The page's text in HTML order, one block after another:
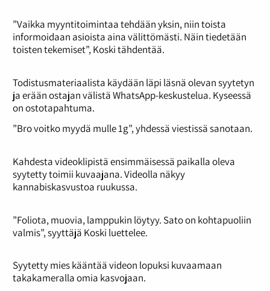
”Vaikka myyntitoimintaa tehdään yksin, niin toista
informoidaan asioista aina välittömästi. Näin tiedetään
toisten tekemiset”, Koski tähdentää.
Todistusmateriaalista käydään läpi läsnä olevan syytetyn
ja erään ostajan välistä WhatsApp-keskustelua. Kyseessä
on ostotapahtuma.
”Bro voitko myydä mulle 1g”, yhdessä viestissä sanotaan.
Kahdesta videoklipistä ensimmäisessä paikalla oleva
syytetty toimii kuvaajana. Videolla näkyy
kannabiskasvustoa ruukussa.
”Foliota, muovia, lamppukin löytyy. Sato on kohtapuoliin
valmis”, syyttäjä Koski luettelee.
Syytetty mies kääntää videon lopuksi kuvaamaan
takakameralla omia kasvojaan.